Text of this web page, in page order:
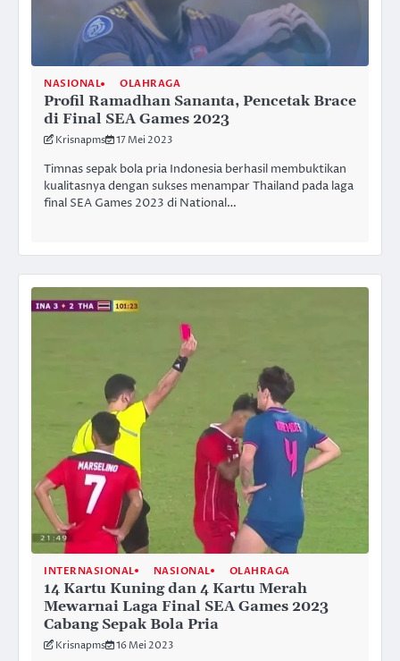
NASIONAL OLAHRAGA
Profil Ramadhan Sananta, Pencetak Brace
di Final SEA Games 2023
Krisnapms 17 Mei 2023
Timnas sepak bola pria Indonesia berhasil membuktikan
kualitasnya dengan sukses menampar Thailand pada laga
final SEA Games 2023 di National…
INTERNASIONAL NASIONAL OLAHRAGA
14 Kartu Kuning dan 4 Kartu Merah
Mewarnai Laga Final SEA Games 2023
Cabang Sepak Bola Pria
Krisnapms 16 Mei 2023